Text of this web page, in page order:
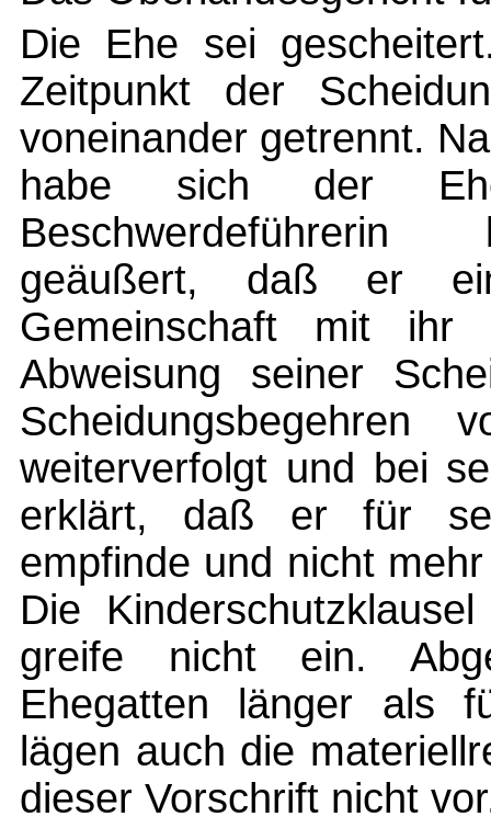
Die Ehe sei
Zeitpunkt der
voneinander getrennt.
habe sich der
Beschwerdeführerin
geäußert, daß er
Gemeinschaft mit ihr
Abweisung seiner
Scheidungsbegehren
weiterverfolgt und bei
erklärt, daß er für
empfinde und nicht
Die
greife nicht ein.
Ehegatten länger als
lägen auch die
dieser Vorschrift nicht